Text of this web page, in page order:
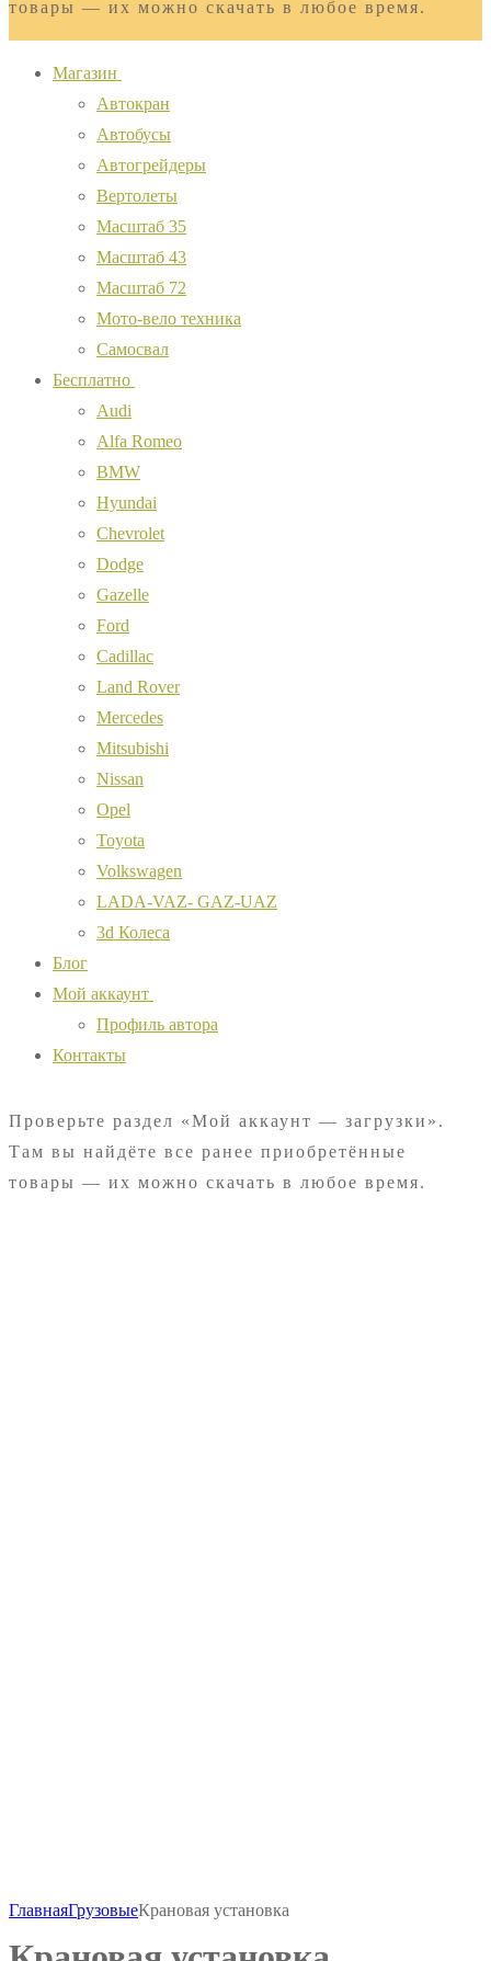
товары — их можно скачать в любое время.
Магазин
Автокран
Автобусы
Автогрейдеры
Вертолеты
Масштаб 35
Масштаб 43
Масштаб 72
Мото-вело техника
Самосвал
Бесплатно
Audi
Alfa Romeo
BMW
Hyundai
Chevrolet
Dodge
Gazelle
Ford
Cadillac
Land Rover
Mercedes
Mitsubishi
Nissan
Opel
Toyota
Volkswagen
LADA-VAZ- GAZ-UAZ
3d Колеса
Блог
Мой аккаунт
Профиль автора
Контакты
Проверьте раздел «Мой аккаунт — загрузки».
Там вы найдёте все ранее приобретённые
товары — их можно скачать в любое время.
ГлавнаяГрузовыеКрановая установка